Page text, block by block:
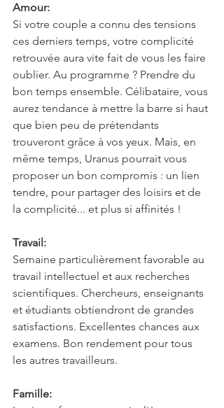
Amour:
Si votre couple a connu des tensions
ces derniers temps, votre complicité
retrouvée aura vite fait de vous les faire
oublier. Au programme ? Prendre du
bon temps ensemble. Célibataire, vous
aurez tendance à mettre la barre si haut
que bien peu de prétendants
trouveront grâce à vos yeux. Mais, en
même temps, Uranus pourrait vous
proposer un bon compromis : un lien
tendre, pour partager des loisirs et de
la complicité... et plus si affinités !
Travail:
Semaine particulièrement favorable au
travail intellectuel et aux recherches
scientifiques. Chercheurs, enseignants
et étudiants obtiendront de grandes
satisfactions. Excellentes chances aux
examens. Bon rendement pour tous
les autres travailleurs.
Famille: